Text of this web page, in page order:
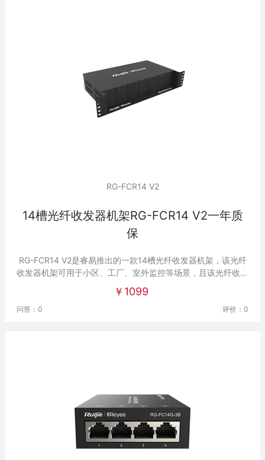
RG-FCR14 V2
14槽光纤收发器机架RG-FCR14 V2一年质
保
RG-FCR14 V2是睿易推出的一款14槽光纤收发器机架，该光纤
收发器机架可用于小区、工厂、室外监控等场景，且该光纤收发
器机架可装配14台光纤收发器。
￥1099
问答：0 评价：0